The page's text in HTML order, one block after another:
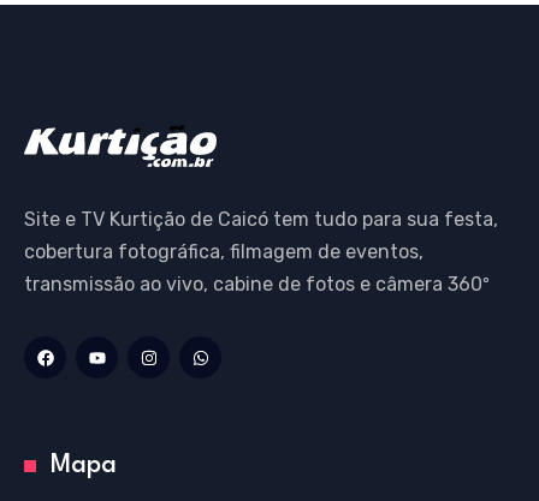
Site e TV Kurtição de Caicó tem tudo para sua festa,
cobertura fotográfica, filmagem de eventos,
transmissão ao vivo, cabine de fotos e câmera 360º
Mapa